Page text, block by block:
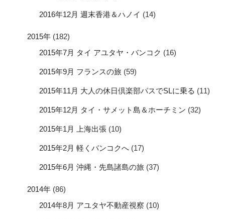
2016年12月 週末香港＆ハノイ (14)
2015年 (182)
2015年7月 タイ アユタヤ・バンコク (16)
2015年9月 フランスの旅 (59)
2015年11月 大人の休日倶楽部パスでSLに乗る (11)
2015年12月 タイ・サメット島＆ホーチミン (32)
2015年1月 上海出張 (10)
2015年2月 軽くバンコクへ (17)
2015年6月 沖縄・先島諸島の旅 (37)
2014年 (86)
2014年8月 アユタヤ不動産視察 (10)